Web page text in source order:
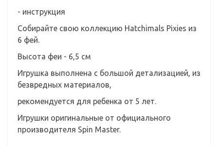
- инструкция
Собирайте свою коллекцию Hatchimals Pixies из
6 фей.
Высота феи - 6,5 см
Игрушка выполнена с большой детализацией, из
безвредных материалов,
рекомендуется для ребенка от 5 лет.
Игрушки оригинальные от официального
производителя Spin Master.